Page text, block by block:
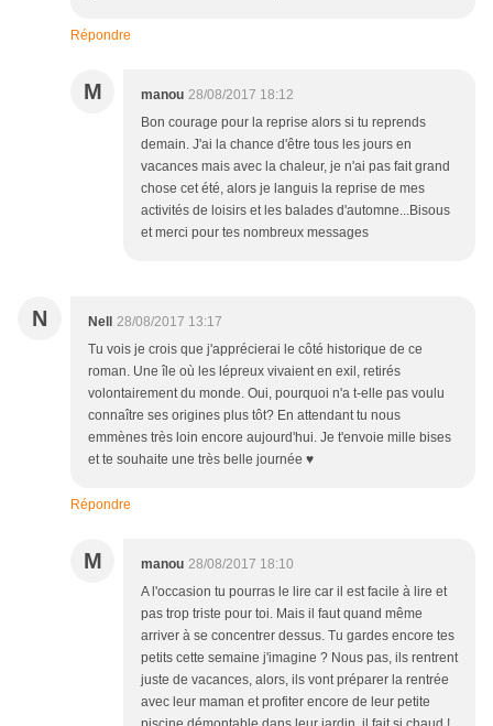
Répondre
M manou 28/08/2017 18:12
Bon courage pour la reprise alors si tu reprends
demain. J'ai la chance d'être tous les jours en
vacances mais avec la chaleur, je n'ai pas fait grand
chose cet été, alors je languis la reprise de mes
activités de loisirs et les balades d'automne...Bisous
et merci pour tes nombreux messages
N Nell
28/08/2017 13:17
Tu vois je crois que j'apprécierai le côté historique de ce
roman. Une île où les lépreux vivaient en exil, retirés
volontairement du monde. Oui, pourquoi n'a t-elle pas voulu
connaître ses origines plus tôt? En attendant tu nous
emmènes très loin encore aujourd'hui. Je t'envoie mille bises
et te souhaite une très belle journée ♥
Répondre
M manou 28/08/2017 18:10
A l'occasion tu pourras le lire car il est facile à lire et
pas trop triste pour toi. Mais il faut quand même
arriver à se concentrer dessus. Tu gardes encore tes
petits cette semaine j'imagine ? Nous pas, ils rentrent
juste de vacances, alors, ils vont préparer la rentrée
avec leur maman et profiter encore de leur petite